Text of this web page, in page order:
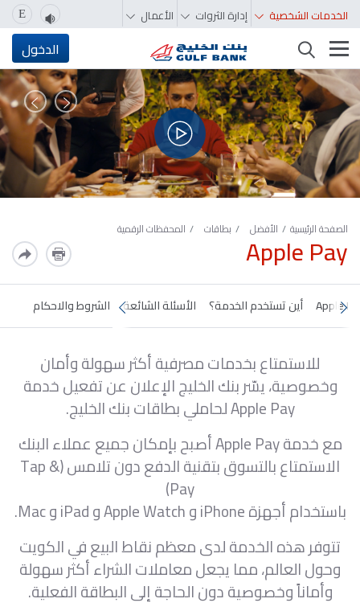
الخدمات الشخصية إدارة الثروات الأعمال E
تغيير التصفّح الدخول
السابقالتالي
الصفحة الرئيسية الأفضل بطاقات المحفظات الرقمية
Apple Pay
أين تستخدم الخدمة؟ الأسئلة الشائعة الشروط والاحكام
للاستمتاع بخدمات مصرفية أكثر سهولة وأمان
وخصوصية، يسّر بنك الخليج الإعلان عن تفعيل خدمة
Apple Pay لحاملي بطاقات بنك الخليج.
مع خدمة Apple Pay أصبح بإمكان جميع عملاء البنك
الاستمتاع بالتسوق بتقنية الدفع دون تلامس (Tap &
Pay)
باستخدام أجهزة iPhone و Apple Watch و iPad و Mac.
تتوفر هذه الخدمة لدى معظم نقاط البيع في الكويت
وحول العالم، مما يجعل معاملات الشراء أكثر سهولة
وأماناً وخصوصية دون الحاجة إلى البطاقة الفعلية.